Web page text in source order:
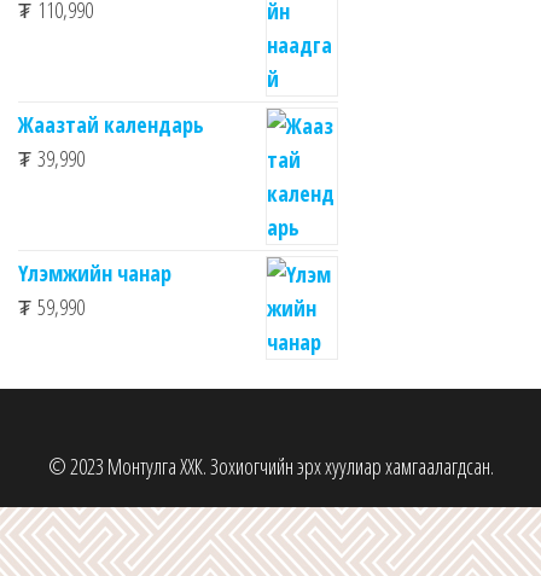
₮ 110,990
Жаазтай календарь
₮ 39,990
Үлэмжийн чанар
₮ 59,990
© 2023 Монтулга ХХК. Зохиогчийн эрх хуулиар хамгаалагдсан.